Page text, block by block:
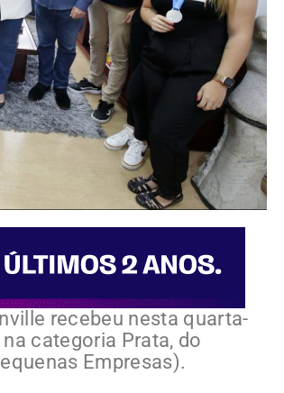
recebeu nesta quarta-
categoria Prata, do
Empresas).